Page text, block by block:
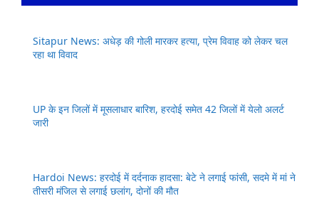
Sitapur News: अधेड़ की गोली मारकर हत्या, प्रेम विवाह को लेकर चल
रहा था विवाद
UP के इन जिलों में मूसलाधार बारिश, हरदोई समेत 42 जिलों में येलो अलर्ट
जारी
Hardoi News: हरदोई में दर्दनाक हादसा: बेटे ने लगाई फांसी, सदमे में मां ने
तीसरी मंजिल से लगाई छलांग, दोनों की मौत